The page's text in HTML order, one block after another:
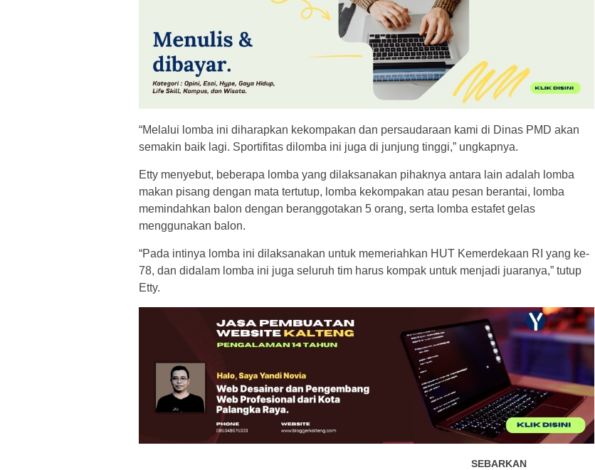
“Melalui lomba ini diharapkan kekompakan dan persaudaraan kami di Dinas PMD akan
semakin baik lagi. Sportifitas dilomba ini juga di junjung tinggi,” ungkapnya.
Etty menyebut, beberapa lomba yang dilaksanakan pihaknya antara lain adalah lomba
makan pisang dengan mata tertutup, lomba kekompakan atau pesan berantai, lomba
memindahkan balon dengan beranggotakan 5 orang, serta lomba estafet gelas
menggunakan balon.
“Pada intinya lomba ini dilaksanakan untuk memeriahkan HUT Kemerdekaan RI yang ke-
78, dan didalam lomba ini juga seluruh tim harus kompak untuk menjadi juaranya,” tutup
Etty.
SEBARKAN